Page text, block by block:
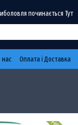
починається Тут
нас Оплата і Доставка